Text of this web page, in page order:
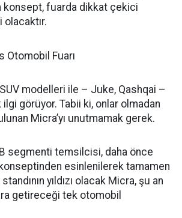
konsept, fuarda dikkat çekici
modelleri ile – Juke, Qashqai –
görüyor. Tabii ki, onlar olmadan
Micra’yı unutmamak gerek.
segmenti temsilcisi, daha önce
konseptinden esinlenilerek tamamen
yıldızı olacak Micra, şu an
getireceği tek otomobil